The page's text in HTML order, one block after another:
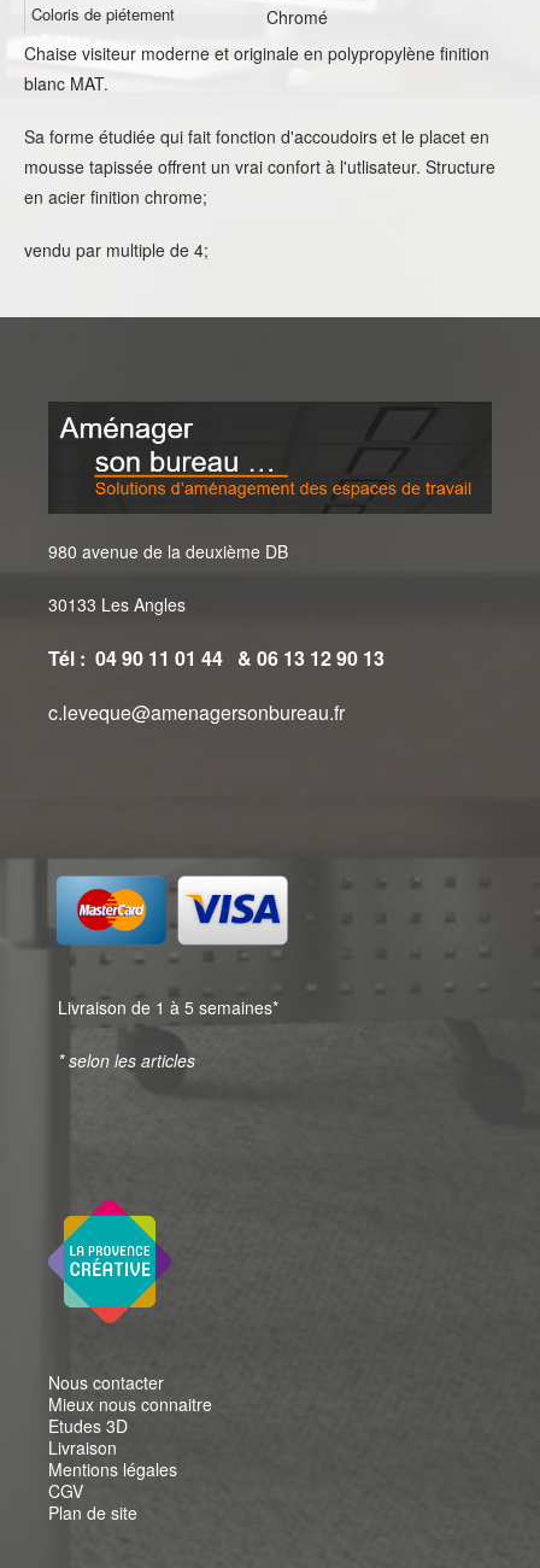
Coloris de piétement
Chromé
Chaise visiteur moderne et originale en polypropylène finition
blanc MAT.
Sa forme étudiée qui fait fonction d'accoudoirs et le placet en
mousse tapissée offrent un vrai confort à l'utlisateur. Structure
en acier finition chrome;
vendu par multiple de 4;
980 avenue de la deuxième DB
30133 Les Angles
Tél : 04 90 11 01 44 & 06 13 12 90 13
c.leveque@amenagersonbureau.fr
Livraison de 1 à 5 semaines*
* selon les articles
Nous contacter
Mieux nous connaitre
Etudes 3D
Livraison
Mentions légales
CGV
Plan de site